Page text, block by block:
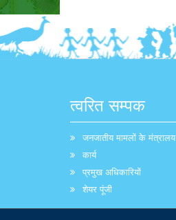
त्वरित सम्पक
जनजातीय मामलों के मंत्रालय
कार्य
प्रमुख अधिकारियों
शेयर पूंजी